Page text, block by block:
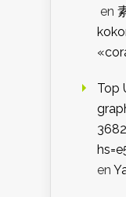
en
Top
en